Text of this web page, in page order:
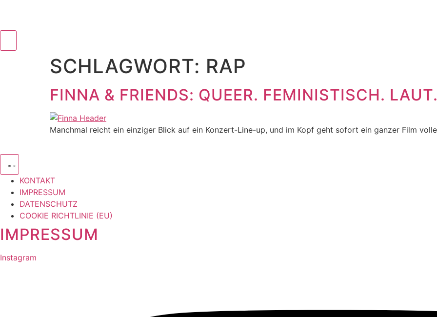
SCHLAGWORT: RAP
FINNA & FRIENDS: QUEER. FEMINISTISCH.
Manchmal reicht ein einziger Blick auf ein Konzert-Line-up, und im Kopf geht sofort ein ganzer Film
KONTAKT
IMPRESSUM
DATENSCHUTZ
COOKIE RICHTLINIE (EU)
IMPRESSUM
Instagram